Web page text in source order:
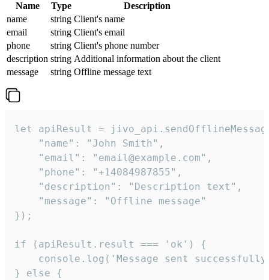
Name Type
Description
name
string Client's name
email
string Client's email
phone
string Client's phone number
description string Additional information about the client
message
string Offline message text
let apiResult =
    "name": "John Smith",
    "email": "email@example.com",
    "phone": "+14084987855",
    "description": "Description text",
    "message": "Offline message"
});
if (apiResult.result === 'ok') {
console.log('Message sent
} else {